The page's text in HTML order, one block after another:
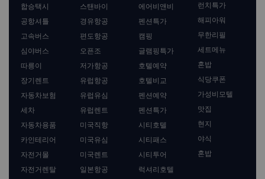
합승택시
공항셔틀
고속버스
심야버스
따릉이
장기렌트
자동차보험
세차
자동차용품
카인테리어
자전거몰
자전거렌탈
스탠바이
경유항공
편도항공
오픈조
저가항공
유럽항공
유럽유심
유럽렌트
미국직항
미국유심
미국렌트
일본항공
에어비앤비
펜션특가
캠핑
글램핑특가
호텔예약
호텔비교
펜션예약
펜션특가
시티호텔
시티패스
시티투어
럭셔리호텔
런치특가
해피아워
무한리필
세트메뉴
혼밥
식당쿠폰
가성비모텔
맛집
현지
야식
혼밥